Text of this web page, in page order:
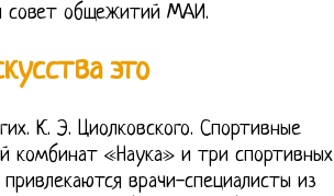
совет общежитий МАИ.
это
К. Э. Циолковского. Спортивные
комбинат «Наука» и три спортивных
врачи-специалисты из